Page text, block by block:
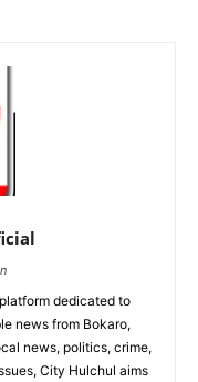
dedicated to
news from Bokaro,
news, politics, crime,
City Hulchul aims